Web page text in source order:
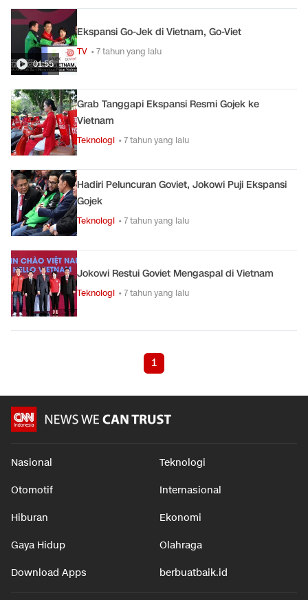
01:55
Ekspansi Go-Jek di Vietnam, Go-Viet
TV • 7 tahun yang lalu
Grab Tanggapi Ekspansi Resmi Gojek ke
Vietnam
Teknologi • 7 tahun yang lalu
Hadiri Peluncuran Goviet, Jokowi Puji Ekspansi
Gojek
Teknologi • 7 tahun yang lalu
Jokowi Restui Goviet Mengaspal di Vietnam
Teknologi • 7 tahun yang lalu
1
Nasional Teknologi
Otomotif Internasional
Hiburan Ekonomi
Gaya Hidup Olahraga
Download Apps berbuatbaik.id